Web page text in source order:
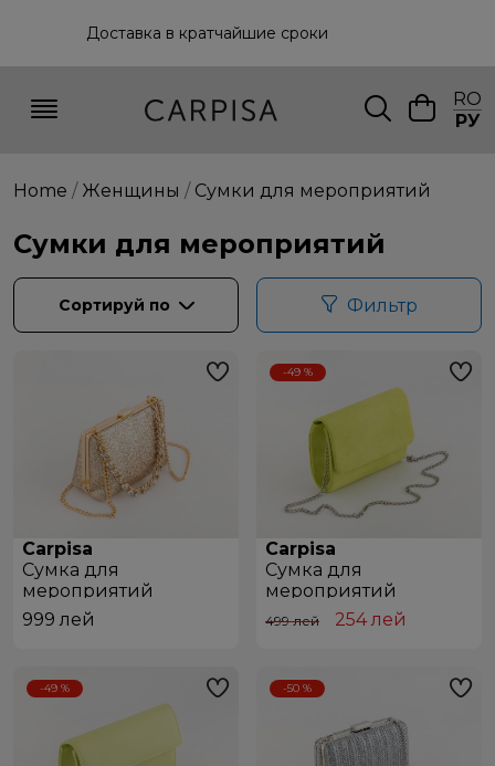
сроки Доставка по всей
RO
РУ
Home Женщины Сумки для мероприятий
Сумки для мероприятий
Сортируй по Фильтр
Carpisa
Сумкa для
мероприятий
999лей
-49 %
Carpisa
Сумкa для
мероприятий
499 лей 254лей
-49 % -50 %